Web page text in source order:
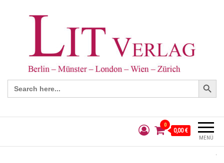
Search
for:
Search Button
MENÜ
0
0,00 €